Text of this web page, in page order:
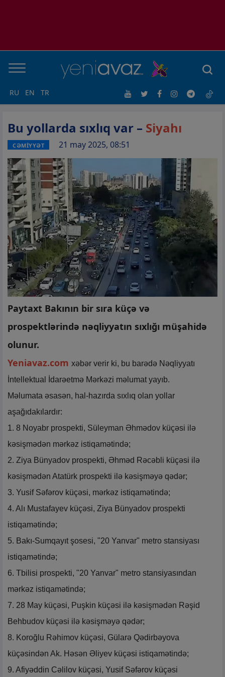
RU EN TR
Bu yollarda sıxlıq var – Siyahı
CƏMİYYƏT 21 may 2025, 08:51
Paytaxt Bakının bir sıra küçə və
prospektlərində nəqliyyatın sıxlığı müşahidə
olunur.
Yeniavaz.com xəbər verir ki, bu barədə Nəqliyyatı
İntellektual İdarəetmə Mərkəzi məlumat yayıb.
Məlumata əsasən, hal-hazırda sıxlıq olan yollar
aşağıdakılardır:
1. 8 Noyabr prospekti, Süleyman Əhmədov küçəsi ilə
kəsişmədən mərkəz istiqamətində;
2. Ziya Bünyadov prospekti, Əhməd Rəcəbli küçəsi ilə
kəsişmədən Atatürk prospekti ilə kəsişməyə qədər;
3. Yusif Səfərov küçəsi, mərkəz istiqamətində;
4. Alı Mustafayev küçəsi, Ziya Bünyadov prospekti
istiqamətində;
5. Bakı-Sumqayıt şosesi, "20 Yanvar" metro stansiyası
istiqamətində;
6. Tbilisi prospekti, "20 Yanvar" metro stansiyasından
mərkəz istiqamətində;
7. 28 May küçəsi, Puşkin küçəsi ilə kəsişmədən Rəşid
Behbudov küçəsi ilə kəsişməyə qədər;
8. Koroğlu Rəhimov küçəsi, Gülarə Qədirbəyova
küçəsindən Ak. Həsən Əliyev küçəsi istiqamətində;
9. Afiyəddin Cəlilov küçəsi, Yusif Səfərov küçəsi